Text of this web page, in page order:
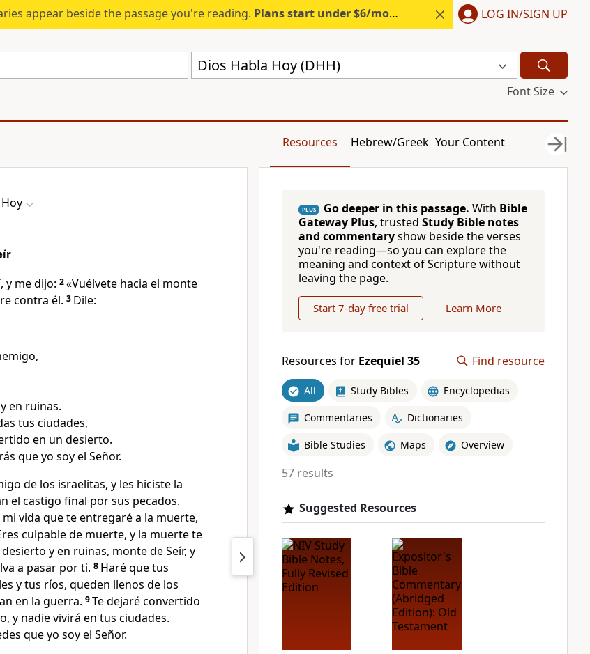
appear beside the passage you're reading. Plans start under $6/month. Start free. LOG IN/SIGN UP
Dios Habla Hoy (DHH)
Font Size
Resources Hebrew/Greek Your Content
y me dijo: 2«Vuélvete hacia el monte
contra él. 3 Dile:
en ruinas.
tus ciudades,
en un desierto.
que yo soy el Señor.
de los israelitas, y les hiciste la
el castigo final por sus pecados.
vida que te entregaré a la muerte,
culpable de muerte, y la muerte te
y en ruinas, monte de Seír, y
a pasar por ti. 8 Haré que tus
y tus ríos, queden llenos de los
en la guerra. 9Te dejaré convertido
y nadie vivirá en tus ciudades.
que yo soy el Señor.
PLUS Go deeper in this passage. With Bible
Gateway Plus, trusted Study Bible notes
and commentaryshow beside the verses
you're reading—so you can explore the
meaning and context of Scripture without
leaving the page.
Start 7-day free trial Learn More
Resources for Ezequiel 35 Find resource
All Study Bibles Encyclopedias
Commentaries Dictionaries
Bible Studies Maps Overview
57 results
Suggested Resources